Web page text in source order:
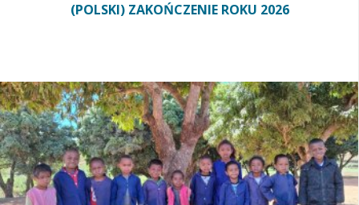
(POLSKI) ZAKOŃCZENIE ROKU 2026